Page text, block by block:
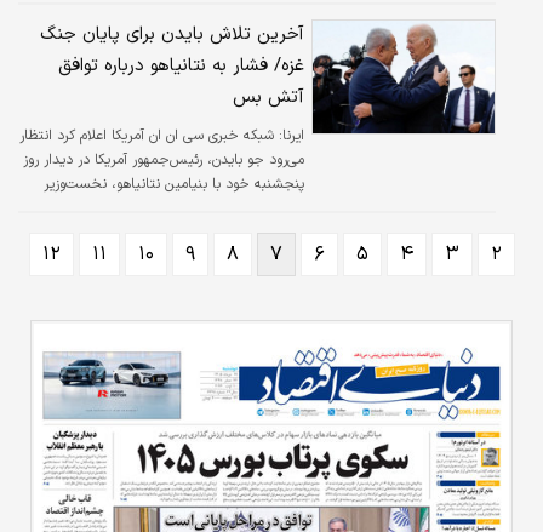
آخرین تلاش بایدن برای پایان جنگ
غزه/ فشار به نتانیاهو درباره توافق
آتش بس
ایرنا: شبکه خبری سی ان ان آمریکا اعلام کرد انتظار
می‌رود جو بایدن، رئیس‌جمهور آمریکا در دیدار روز
پنجشنبه خود با بنیامین نتانیاهو، نخست‌وزیر
را بپذیرد.
۲ ۳ ۴ ۵ ۶ ۷ ۸ ۹ ۱۰ ۱۱ ۱۲